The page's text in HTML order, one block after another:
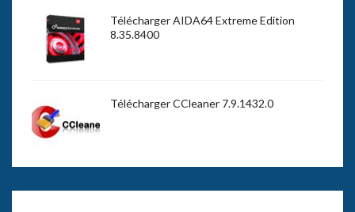
Télécharger AIDA64 Extreme Edition
8.35.8400
Télécharger CCleaner 7.9.1432.0